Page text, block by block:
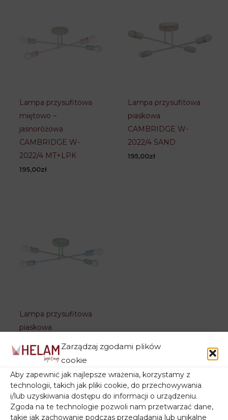
Zarządzaj zgodami plików
cookie
Aby zapewnić jak najlepsze wrażenia, korzystamy z
technologii, takich jak pliki cookie, do przechowywania
i/lub uzyskiwania dostępu do informacji o urządzeniu.
Zgoda na te technologie pozwoli nam przetwarzać dane,
takie jak zachowanie podczas przeglądania lub unikalne
Lampa przysufitowa
miętowo –
jasnoróżowa
CAMBRIDGE W-
2022/4 MT+LPK
195,00zł
Lampa przysufitowa
piaskowa
CAMBRIDGE W-
2022/4 SAND
195,00zł
Lampa przysufitowa
piaskowa
2022/4 SAND (Kopia)